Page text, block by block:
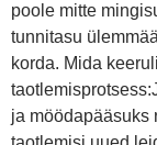
poole mitte
tunnitasu
korda. Mida
ja möödapääsuks